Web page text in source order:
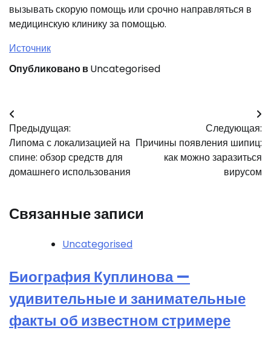
вызывать скорую помощь или срочно направляться в
медицинскую клинику за помощью.
Источник
Опубликовано вUncategorised
Навигация
по
записям
Предыдущая:
Липома с локализацией на
спине: обзор средств для
домашнего использования
Следующая:
Причины появления шипиц:
как можно заразиться
вирусом
Связанные записи
Uncategorised
Биография Куплинова —
удивительные и занимательные
факты об известном стримере